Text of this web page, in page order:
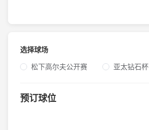
选择球场
松下高尔夫公开赛 亚太钻石杯
预订球位